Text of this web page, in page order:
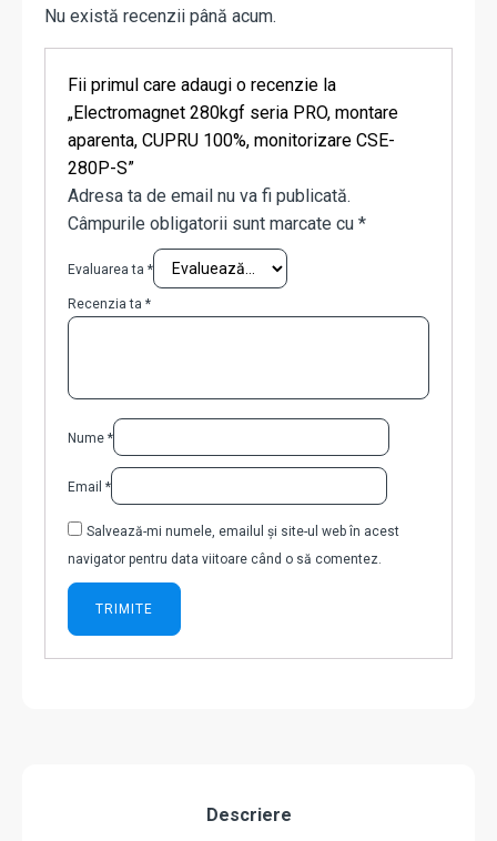
Nu există recenzii până acum.
Fii primul care adaugi o recenzie la
„Electromagnet 280kgf seria PRO, montare
aparenta, CUPRU 100%, monitorizare CSE-
280P-S”
Adresa ta de email nu va fi publicată.
Câmpurile obligatorii sunt marcate cu *
Evaluarea ta *
Recenzia ta *
Nume *
Email *
Salvează-mi numele, emailul și site-ul web în acest
navigator pentru data viitoare când o să comentez.
Descriere